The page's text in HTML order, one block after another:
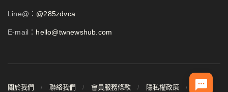
Line@： @285zdvca
E-mail： hello@twnewshub.com
關於我們 聯絡我們 會員服務條款 隱私權政策